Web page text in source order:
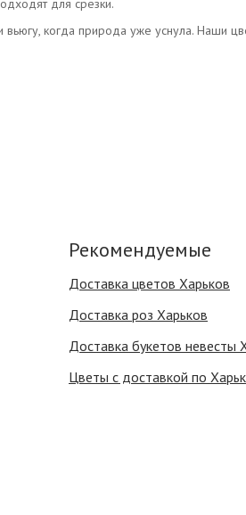
для срезки.
когда природа уже уснула. Наши
Рекомендуемые
Доставка цветов Харьков
Доставка роз Харьков
Доставка букетов невесты
Цветы с доставкой по